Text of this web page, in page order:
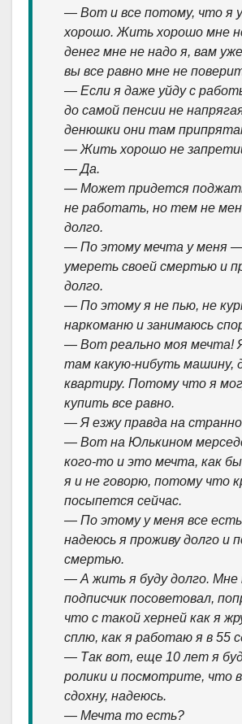
— Вот и все потому, что я
хорошо. Жить хорошо мне
денег мне не надо я, вам
вы все равно мне не
— Если я даже уйду с
до самой пенсии не
денюшки они там
— Жить хорошо не
— Да.
— Может придется
не работать, но тем не
долго.
— По этому мечта у меня
умереть своей смертью и
долго.
— По этому я не пью, не
наркоманю и занимаюсь
— Вот реально моя мечта!
там какую-нибуть машину,
квартиру. Потому что я
купить все равно.
— Я езжу правда на
— Вот на Юлькином
кого-то и это мечта, как
я и не говорю, потому что
посыпется сейчас.
— По этому у меня все
надеюсь я проживу долго и
смертью.
— А жить я буду долго.
подписчик посоветовал,
что с такой херней как я
сплю, как я работаю я в 55
— Так вот, еще 10 лет я
ролики и посмотрите, что
сдохну, надеюсь.
— Мечта то есть?